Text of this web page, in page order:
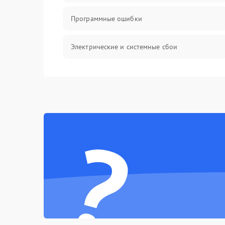
Программные ошибки
Электрические и системные сбои
Система охлаждения
?